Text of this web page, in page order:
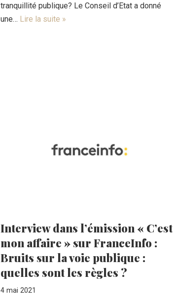
tranquillité publique? Le Conseil d’Etat a donné
une… Lire la suite »
Interview dans l’émission « C’est
mon affaire » sur FranceInfo :
Bruits sur la voie publique :
quelles sont les règles ?
4 mai 2021